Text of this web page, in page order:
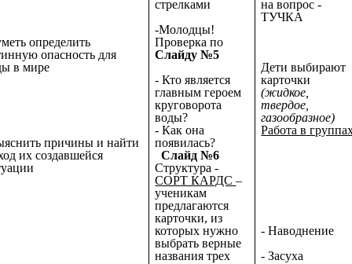
определить
опасность для
в мире
причины и найти
их создавшейся
стрелками
-Молодцы!
Проверка по
Слайду №5
- Кто является
главным героем
круговорота
воды?
- Как она
появилась?
Слайд №6
Структура -
СОРТ КАРДС–
ученикам
предлагаются
карточки, из
которых нужно
выбрать верные
названия трех
на вопрос -
ТУЧКА
Дети выбирают
карточки
(жидкое,
твердое,
газообразное)
Работа в
- Наводнение
- Засуха